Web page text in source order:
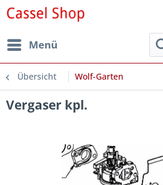
Menü
Übersicht Wolf-Garten
Vergaser kpl.